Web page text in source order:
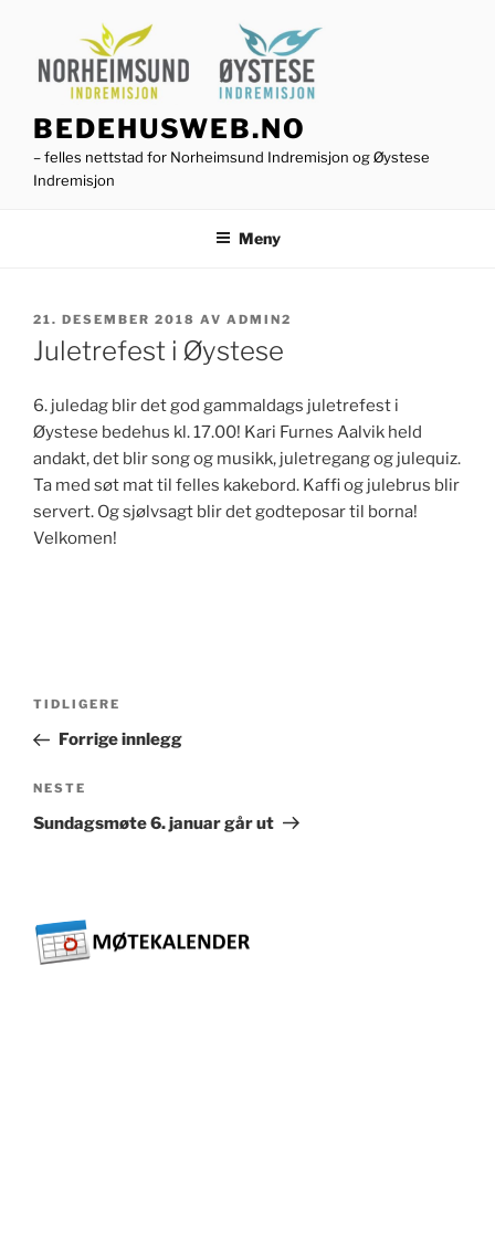
innhold
BEDEHUSWEB.NO
– felles nettstad for Norheimsund Indremisjon og Øystese
Indremisjon
Meny
PUBLISERT
21. DESEMBER 2018 AV ADMIN2
Juletrefest i Øystese
6. juledag blir det god gammaldags juletrefest i
Øystese bedehus kl. 17.00! Kari Furnes Aalvik held
andakt, det blir song og musikk, juletregang og julequiz.
Ta med søt mat til felles kakebord. Kaffi og julebrus blir
servert. Og sjølvsagt blir det godteposar til borna!
Velkomen!
Innleggsnavigasjon
Forrige
innlegg
TIDLIGERE
Forrige innlegg
Neste
innlegg
NESTE
Sundagsmøte 6. januar går ut